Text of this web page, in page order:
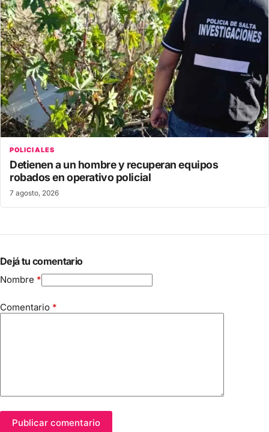
POLICIALES
Detienen a un hombre y recuperan equipos
robados en operativo policial
7 agosto, 2026
Dejá tu comentario
Nombre *
Comentario *
Publicar comentario